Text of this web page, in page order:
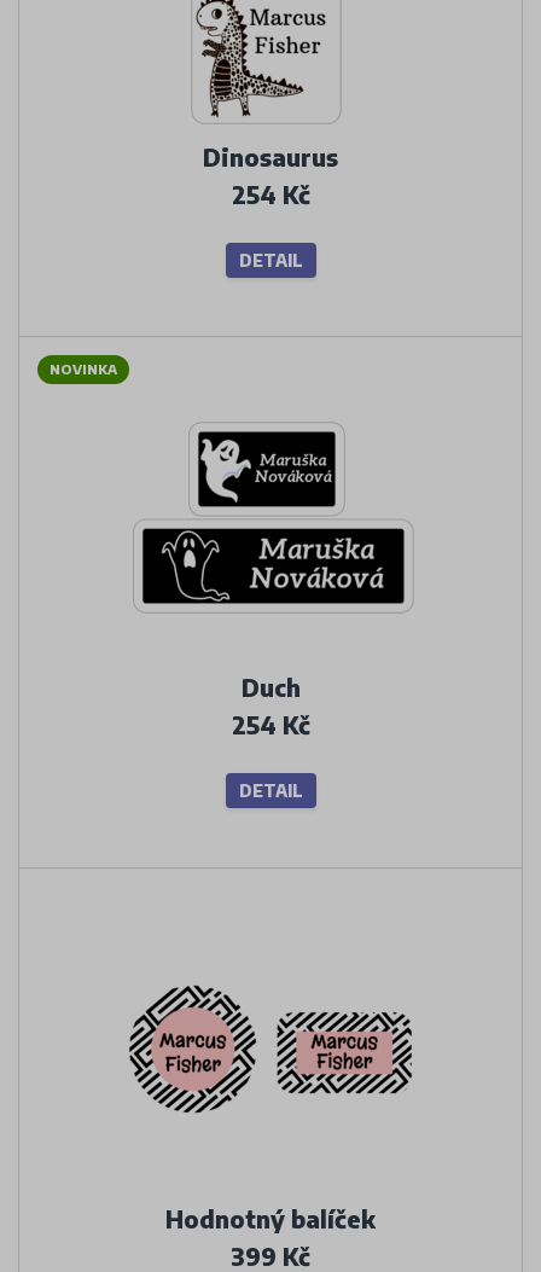
Dinosaurus
254 Kč
DETAIL
NOVINKA
Duch
254 Kč
DETAIL
Hodnotný balíček
399 Kč